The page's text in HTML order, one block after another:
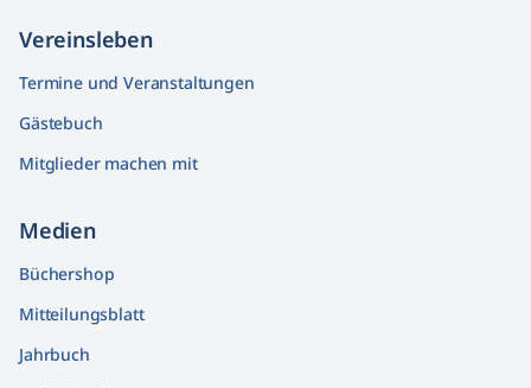
Vereinsleben
Termine und Veranstaltungen
Gästebuch
Mitglieder machen mit
Medien
Büchershop
Mitteilungsblatt
Jahrbuch